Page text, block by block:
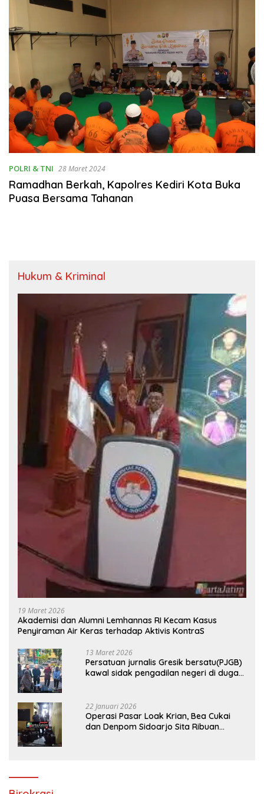
POLRI & TNI 28 Maret 2024
Ramadhan Berkah, Kapolres Kediri Kota Buka
Puasa Bersama Tahanan
Hukum & Kriminal
19 Maret 2026
Akademisi dan Alumni Lemhannas RI Kecam Kasus
Penyiraman Air Keras terhadap Aktivis KontraS
13 Maret 2026
Persatuan jurnalis Gresik bersatu(PJGB)
kawal sidak pengadilan negeri di duga
22 Januari 2026
Operasi Pasar Loak Krian, Bea Cukai
dan Denpom Sidoarjo Sita Ribuan